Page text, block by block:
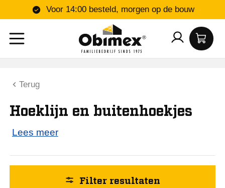
Voor 14:00 besteld, morgen op de bouw
Terug
Hoeklijn en buitenhoekjes
Lees meer
Filter resultaten
Kleur
Hoogte (mm)
Lengte (mm)